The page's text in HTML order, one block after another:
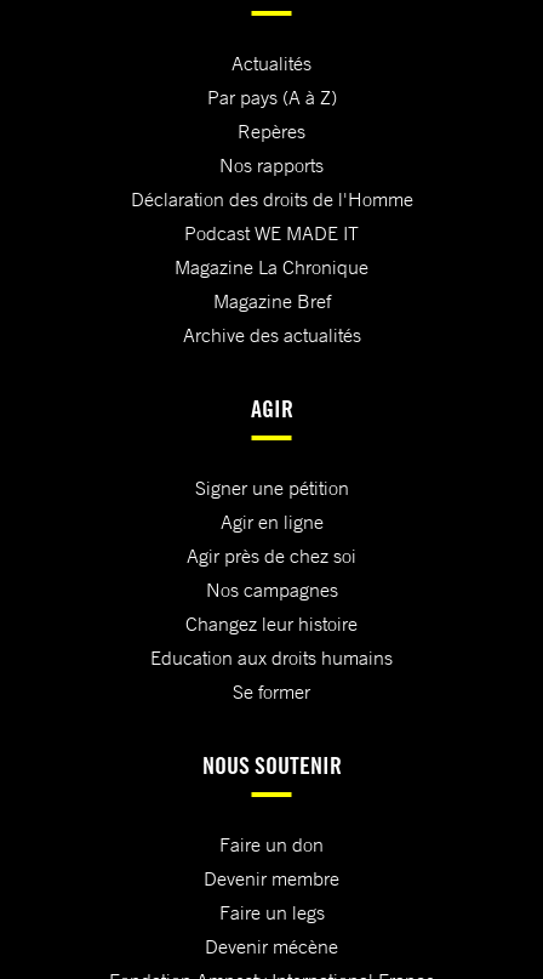
Actualités
Par pays (A à Z)
Repères
Nos rapports
Déclaration des droits de l'Homme
Podcast WE MADE IT
Magazine La Chronique
Magazine Bref
Archive des actualités
AGIR
Signer une pétition
Agir en ligne
Agir près de chez soi
Nos campagnes
Changez leur histoire
Education aux droits humains
Se former
NOUS SOUTENIR
Faire un don
Devenir membre
Faire un legs
Devenir mécène